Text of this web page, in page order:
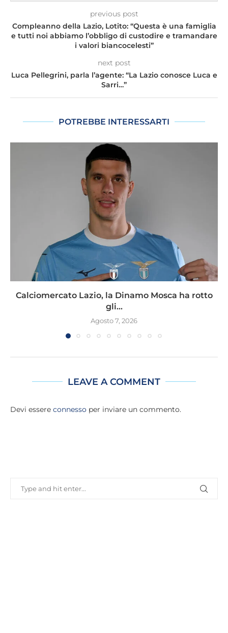
previous post
Compleanno della Lazio, Lotito: “Questa è una famiglia
e tutti noi abbiamo l’obbligo di custodire e tramandare
i valori biancocelesti”
next post
Luca Pellegrini, parla l’agente: “La Lazio conosce Luca e
Sarri…”
POTREBBE INTERESSARTI
Calciomercato Lazio, la Dinamo Mosca ha rotto
gli...
Agosto 7, 2026
LEAVE A COMMENT
Devi essere connesso per inviare un commento.